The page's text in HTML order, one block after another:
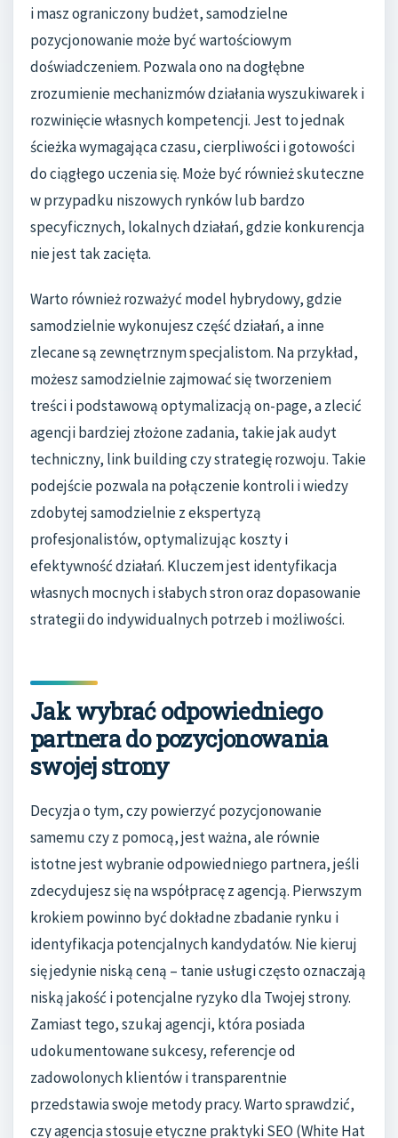
i masz ograniczony budżet, samodzielne
pozycjonowanie może być wartościowym
doświadczeniem. Pozwala ono na dogłębne
zrozumienie mechanizmów działania wyszukiwarek i
rozwinięcie własnych kompetencji. Jest to jednak
ścieżka wymagająca czasu, cierpliwości i gotowości
do ciągłego uczenia się. Może być również skuteczne
w przypadku niszowych rynków lub bardzo
specyficznych, lokalnych działań, gdzie konkurencja
nie jest tak zacięta.
Warto również rozważyć model hybrydowy, gdzie
samodzielnie wykonujesz część działań, a inne
zlecane są zewnętrznym specjalistom. Na przykład,
możesz samodzielnie zajmować się tworzeniem
treści i podstawową optymalizacją on-page, a zlecić
agencji bardziej złożone zadania, takie jak audyt
techniczny, link building czy strategię rozwoju. Takie
podejście pozwala na połączenie kontroli i wiedzy
zdobytej samodzielnie z ekspertyzą
profesjonalistów, optymalizując koszty i
efektywność działań. Kluczem jest identyfikacja
własnych mocnych i słabych stron oraz dopasowanie
strategii do indywidualnych potrzeb i możliwości.
Jak wybrać odpowiedniego
partnera do pozycjonowania
swojej strony
Decyzja o tym, czy powierzyć pozycjonowanie
samemu czy z pomocą, jest ważna, ale równie
istotne jest wybranie odpowiedniego partnera, jeśli
zdecydujesz się na współpracę z agencją. Pierwszym
krokiem powinno być dokładne zbadanie rynku i
identyfikacja potencjalnych kandydatów. Nie kieruj
się jedynie niską ceną – tanie usługi często oznaczają
niską jakość i potencjalne ryzyko dla Twojej strony.
Zamiast tego, szukaj agencji, która posiada
udokumentowane sukcesy, referencje od
zadowolonych klientów i transparentnie
przedstawia swoje metody pracy. Warto sprawdzić,
czy agencja stosuje etyczne praktyki SEO (White Hat